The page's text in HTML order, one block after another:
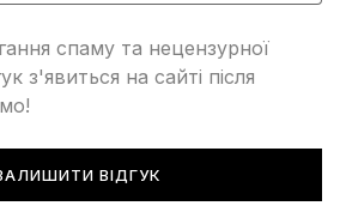
спаму та нецензурної
з'явиться на сайті після
ВІДГУК